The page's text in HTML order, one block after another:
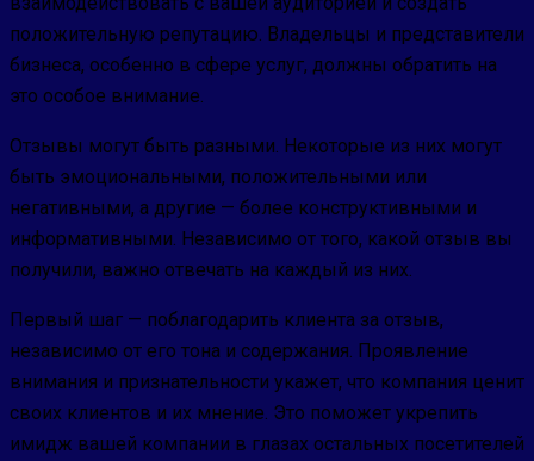
положительную репутацию. Владельцы и представители
бизнеса, особенно в сфере услуг, должны обратить на
это особое внимание.
Отзывы могут быть разными. Некоторые из них могут
быть эмоциональными, положительными или
негативными, а другие — более конструктивными и
информативными. Независимо от того, какой отзыв вы
получили, важно отвечать на каждый из них.
Первый шаг — поблагодарить клиента за отзыв,
независимо от его тона и содержания. Проявление
внимания и признательности укажет, что компания ценит
своих клиентов и их мнение. Это поможет укрепить
имидж вашей компании в глазах остальных посетителей